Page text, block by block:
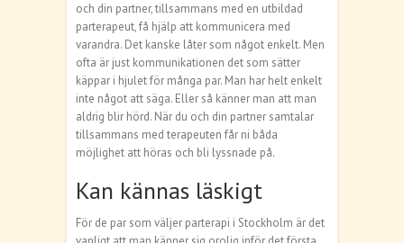
och din partner, tillsammans med en utbildad
parterapeut, få hjälp att kommunicera med
varandra. Det kanske låter som något enkelt. Men
ofta är just kommunikationen det som sätter
käppar i hjulet för många par. Man har helt enkelt
inte något att säga. Eller så känner man att man
aldrig blir hörd. När du och din partner samtalar
tillsammans med terapeuten får ni båda
möjlighet att höras och bli lyssnade på.
Kan kännas läskigt
För de par som väljer parterapi i Stockholm är det